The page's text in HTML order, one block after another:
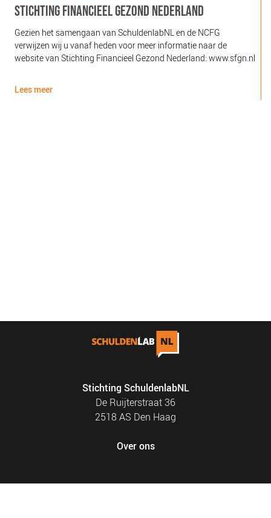
STICHTING FINANCIEEL GEZOND NEDERLAND
Gezien het samengaan van SchuldenlabNL en de NCFG
verwijzen wij u vanaf heden voor meer informatie naar de
website van Stichting Financieel Gezond Nederland: www.sfgn.nl
Lees meer
Stichting SchuldenlabNL
De Ruijterstraat 36
2518 AS Den Haag
Over ons